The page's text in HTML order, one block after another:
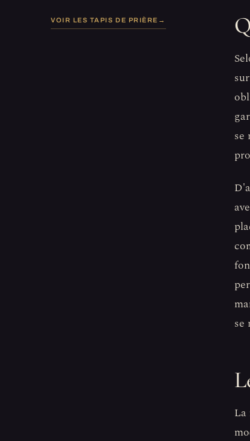
VOIR LES TAPIS DE PRIÈRE →
se
se